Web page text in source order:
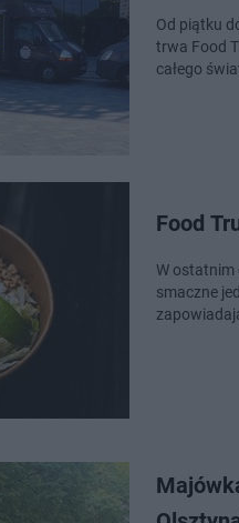
Od piątku
trwa Food
całego
Food
W ostatnim
smaczne